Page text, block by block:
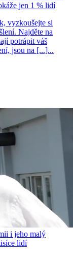
jen 1 % lidí
vyzkoušejte si
Najděte na
potrápit váš
jsou na [...]...
i jeho malý
lidí